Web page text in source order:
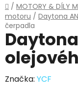
Domů
/ MOTORY & DÍLY
motoru / Daytona
čerpadla
Značka: YCF